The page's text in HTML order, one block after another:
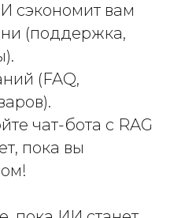
сэкономит вам
(поддержка,
(FAQ,
чат-бота с RAG
пока вы